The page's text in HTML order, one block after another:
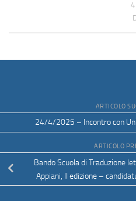
4
ARTICOLO
24/4/2025 – Incontro con
ARTICOLO
Bando Scuola di Traduzione
Appiani, II edizione –